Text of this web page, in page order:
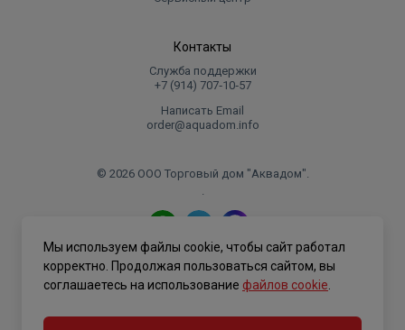
Контакты
Служба поддержки
+7 (914) 707‑10‑57
Написать Email
order@aquadom.info
© 2026 ООО Торговый дом "Аквадом".
.
Политика конфиденциальности
Мы используем файлы cookie, чтобы сайт работал
корректно. Продолжая пользоваться сайтом, вы
соглашаетесь на использование файлов cookie